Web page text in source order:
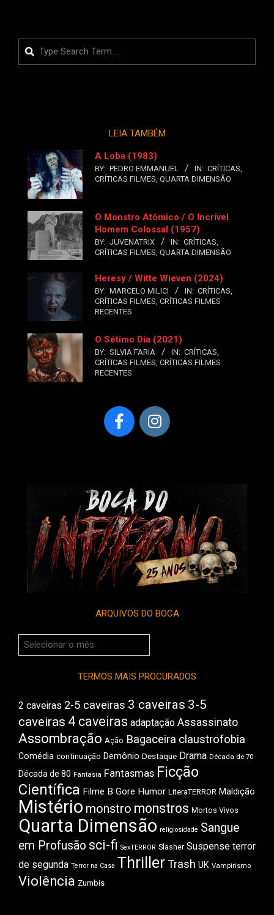
Search
LEIA TAMBÉM
A Loba (1983)
BY: PEDRO EMMANUEL IN: CRÍTICAS,
CRÍTICAS FILMES, QUARTA DIMENSÃO
O Monstro Atômico / O Incrível
Homem Colossal (1957)
BY: JUVENATRIX IN: CRÍTICAS,
CRÍTICAS FILMES, QUARTA DIMENSÃO
Heresy / Witte Wieven (2024)
BY: MARCELO MILICI IN: CRÍTICAS,
CRÍTICAS FILMES, CRÍTICAS FILMES
RECENTES
O Sétimo Dia (2021)
BY: SILVIA FARIA IN: CRÍTICAS,
CRÍTICAS FILMES, CRÍTICAS FILMES
RECENTES
ARQUIVOS DO BOCA
Arquivos
do
TERMOS MAIS PROCURADOS
2 caveiras 2-5 caveiras 3 caveiras 3-5
caveiras 4 caveiras adaptação Assassinato
Assombração Ação Bagaceira claustrofobia
Comédia continuação Demônio Destaque Drama Década de 70
Década de 80 Fantasia Fantasmas Ficção
Científica Filme B Gore Humor LiteraTERROR Maldição
Mistério monstro monstros Mortos Vivos
Quarta Dimensão religiosidade Sangue
em Profusão sci-fi SexTERROR Slasher Suspense terror
de segunda Terror na Casa ThrillerTrash UK Vampirismo
Violência Zumbis